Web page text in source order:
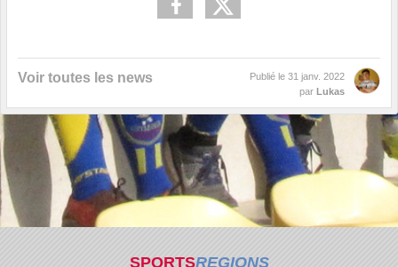
Voir toutes les news Publié le 31 janv. 2022
par Lukas
SPORTSREGIONS